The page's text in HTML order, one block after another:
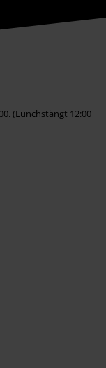
(Lunchstängt 12:00